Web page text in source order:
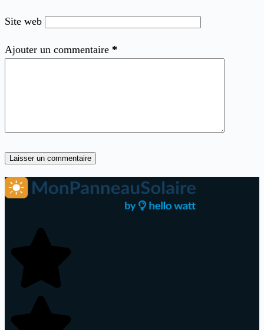
Site web
Ajouter un commentaire *
Laisser un commentaire